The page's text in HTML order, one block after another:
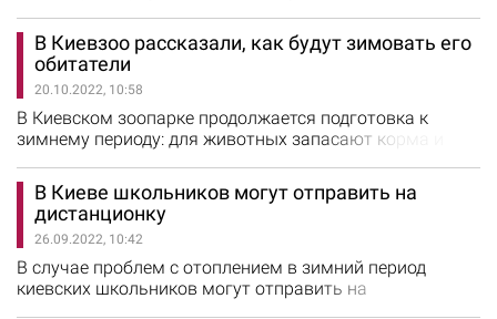
Кличко. По его словам, из-за ракетных атак врага на
объекты критической инфраструктуры городские
власти рассматривают разные сценарии развития
событий. "Худший – когда вообще не будет
электроэнергии, водо-…
В Киевзоо рассказали, как будут зимовать его
обитатели
20.10.2022, 10:58
В Киевском зоопарке продолжается подготовка к
зимнему периоду: для животных запасают корма и
зоопарк". "Холода уже совсем близко, и мы делаем все,
чтобы животные были согреты, ухожены и
накормлены: создаем запасы кормов, утепляем
здания, закупаем электрогенераторы, инфракрасные
обогреватели и дровяные…
В Киеве школьников могут отправить на
дистанционку
26.09.2022, 10:42
В случае проблем с отоплением в зимний период
киевских школьников могут отправить на